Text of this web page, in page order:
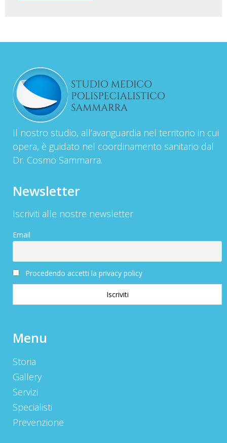
Il nostro studio, all’avanguardia nel territorio in cui
opera, è guidato nel coordinamento sanitario dal
Dr. Cosmo Sammarra.
Newsletter
Iscriviti alle nostre newsletter
Email
Procedendo accetti la privacy policy
Menu
Storia
Gallery
Servizi
Specialisti
Prevenzione